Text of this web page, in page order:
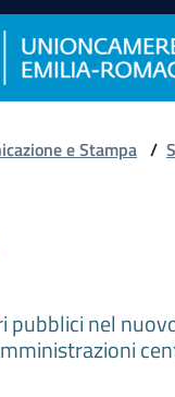
e Stampa /
pubblici nel